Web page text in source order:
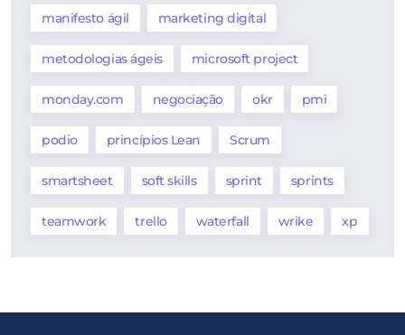
manifesto ágil marketing digital
metodologias ágeis microsoft project
monday.com negociação okr pmi
podio princípios Lean Scrum
smartsheet soft skills sprint sprints
teamwork trello waterfall wrike xp